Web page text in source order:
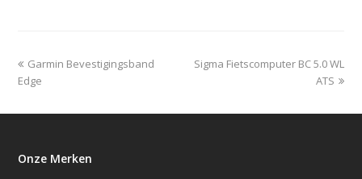
previous
post:
Garmin Bevestigingsband
Edge
next
Sigma Fietscomputer BC 5.0 WL
ATS
Onze Merken